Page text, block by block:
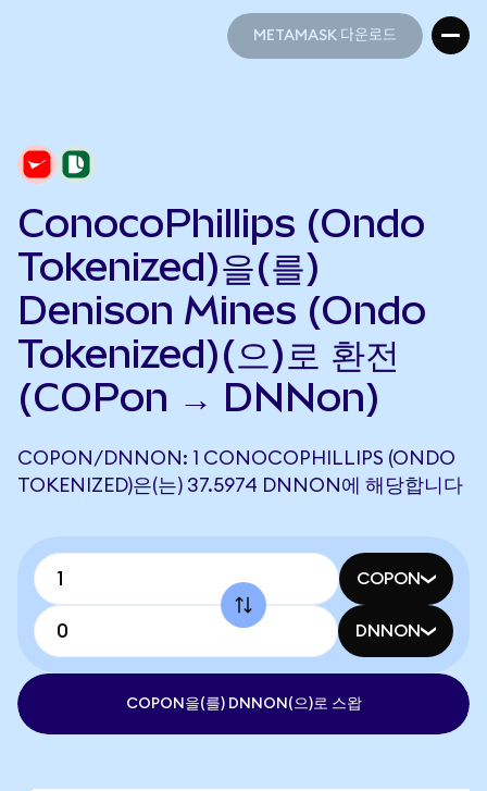
METAMASK 다운로드
ConocoPhillips (Ondo
Tokenized)을(를)
Denison Mines (Ondo
Tokenized)(으)로 환전
(COPon → DNNon)
COPON/DNNON: 1 CONOCOPHILLIPS (ONDO
TOKENIZED)은(는) 37.5974 DNNON에 해당합니다
COPON
DNNON
COPON을(를) DNNON(으)로 스왑